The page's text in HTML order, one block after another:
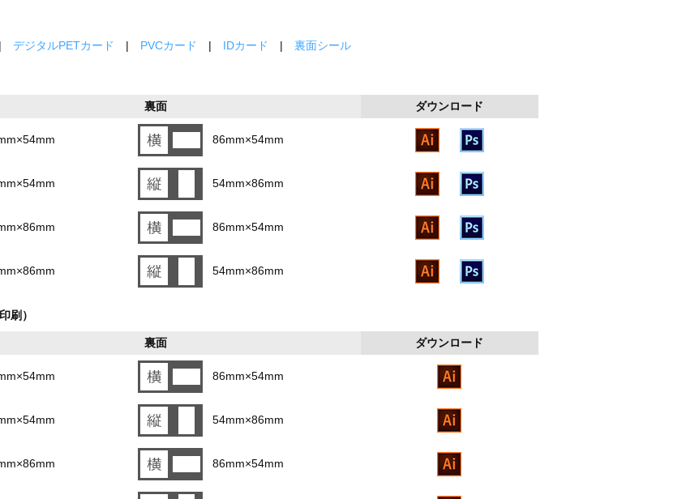
デジタルPETカード | PVCカード | IDカード | 裏面シール
裏面 ダウンロード
86mm×54mm
54mm×86mm
86mm×54mm
54mm×86mm
刷）
裏面 ダウンロード
86mm×54mm
54mm×86mm
86mm×54mm